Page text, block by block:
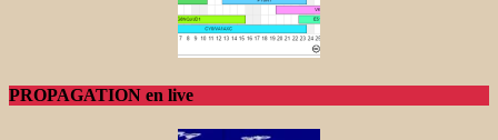
PROPAGATION en live